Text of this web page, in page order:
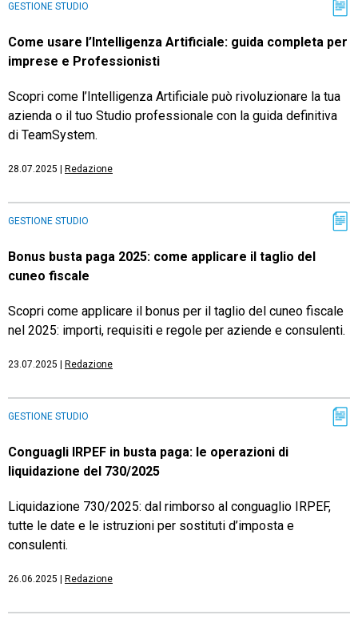
GESTIONE STUDIO
Come usare l’Intelligenza Artificiale: guida completa per
imprese e Professionisti
Scopri come l’Intelligenza Artificiale può rivoluzionare la tua
azienda o il tuo Studio professionale con la guida definitiva
di TeamSystem.
28.07.2025 Redazione
GESTIONE STUDIO
Bonus busta paga 2025: come applicare il taglio del
cuneo fiscale
Scopri come applicare il bonus per il taglio del cuneo fiscale
nel 2025: importi, requisiti e regole per aziende e consulenti.
23.07.2025 Redazione
GESTIONE STUDIO
Conguagli IRPEF in busta paga: le operazioni di
liquidazione del 730/2025
Liquidazione 730/2025: dal rimborso al conguaglio IRPEF,
tutte le date e le istruzioni per sostituti d’imposta e
consulenti.
26.06.2025 Redazione